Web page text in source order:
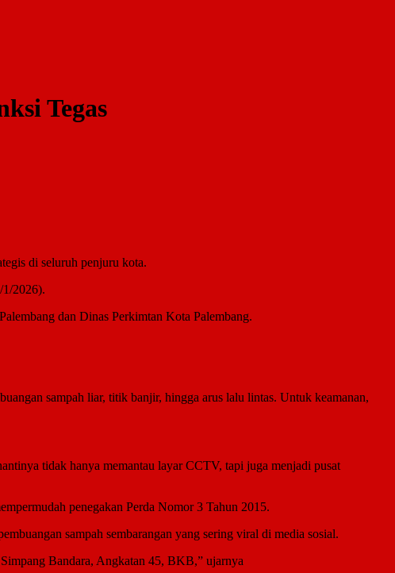
Tegas
di seluruh penjuru kota.
2026).
dan Dinas Perkimtan Kota Palembang.
sampah liar, titik banjir, hingga arus lalu lintas. Untuk keamanan,
tidak hanya memantau layar CCTV, tapi juga menjadi pusat
penegakan Perda Nomor 3 Tahun 2015.
sampah sembarangan yang sering viral di media sosial.
Bandara, Angkatan 45, BKB,” ujarnya